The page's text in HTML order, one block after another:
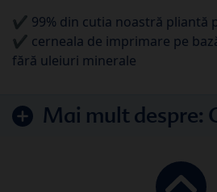
✔ 99% din cutia noastră pliantă
✔ cerneala de imprimare pe
fără uleiuri minerale
Mai mult despre: